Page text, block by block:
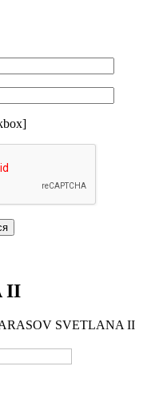
II
SVETLANA II